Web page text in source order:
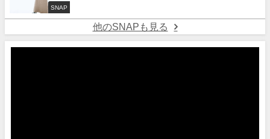
SNAP
他のSNAPも見る